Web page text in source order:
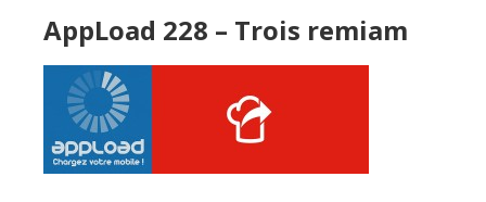
AppLoad 228 – Trois remiam